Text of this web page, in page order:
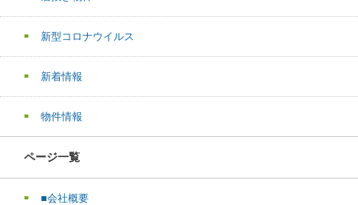
新型コロナウイルス
新着情報
物件情報
ページ一覧
■会社概要